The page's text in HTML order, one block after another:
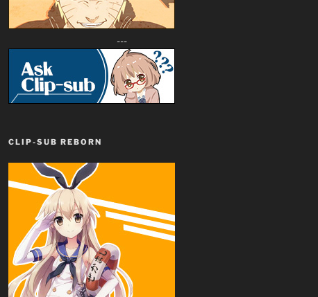
---
CLIP-SUB REBORN